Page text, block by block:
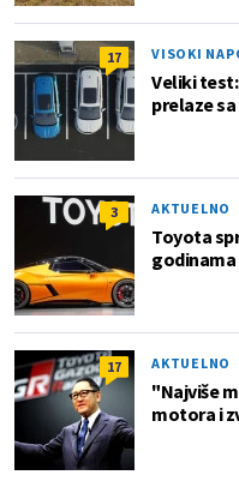
17 VISOKI
Veliki
prelaze
3 AKTUELNO
Toyota
17 AKTUELNO
"Najviše
motora i